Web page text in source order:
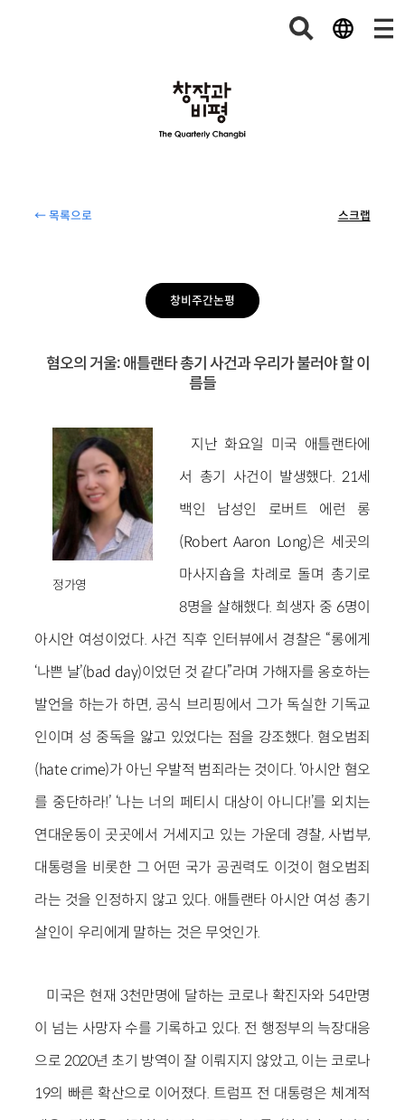
← 목록으로 스크랩
창비주간논평
혐오의 거울: 애틀랜타 총기 사건과 우리가 불러야 할 이
름들
정가영
지난 화요일 미국 애틀랜타에
서 총기 사건이 발생했다. 21세
백인 남성인 로버트 에런 롱
(Robert Aaron Long)은 세곳의
마사지숍을 차례로 돌며 총기로
8명을 살해했다. 희생자 중 6명이
아시안 여성이었다. 사건 직후 인터뷰에서 경찰은 “롱에게
‘나쁜 날’(bad day)이었던 것 같다”라며 가해자를 옹호하는
발언을 하는가 하면, 공식 브리핑에서 그가 독실한 기독교
인이며 성 중독을 앓고 있었다는 점을 강조했다. 혐오범죄
(hate crime)가 아닌 우발적 범죄라는 것이다. ‘아시안 혐오
를 중단하라!’ ‘나는 너의 페티시 대상이 아니다!’를 외치는
연대운동이 곳곳에서 거세지고 있는 가운데 경찰, 사법부,
대통령을 비롯한 그 어떤 국가 공권력도 이것이 혐오범죄
라는 것을 인정하지 않고 있다. 애틀랜타 아시안 여성 총기
살인이 우리에게 말하는 것은 무엇인가.
미국은 현재 3천만명에 달하는 코로나 확진자와 54만명
이 넘는 사망자 수를 기록하고 있다. 전 행정부의 늑장대응
으로 2020년 초기 방역이 잘 이뤄지지 않았고, 이는 코로나
19의 빠른 확산으로 이어졌다. 트럼프 전 대통령은 체계적